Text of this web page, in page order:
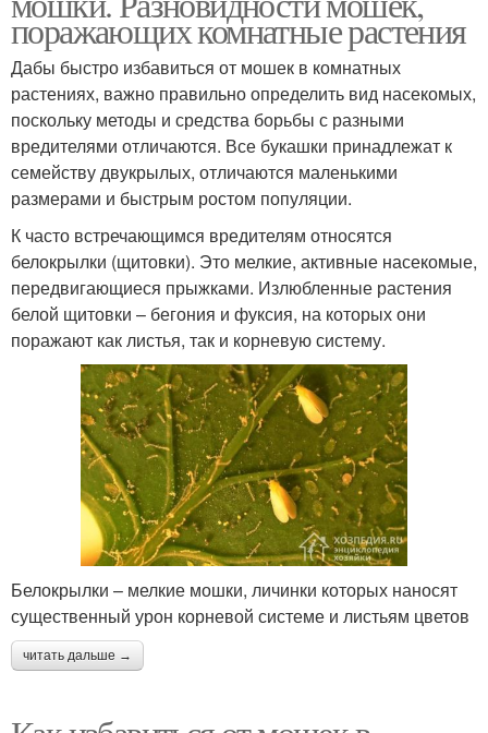
поражающих комнатные растения
Дабы быстро избавиться от мошек в комнатных
растениях, важно правильно определить вид насекомых,
поскольку методы и средства борьбы с разными
вредителями отличаются. Все букашки принадлежат к
семейству двукрылых, отличаются маленькими
размерами и быстрым ростом популяции.
К часто встречающимся вредителям относятся
белокрылки (щитовки). Это мелкие, активные насекомые,
передвигающиеся прыжками. Излюбленные растения
белой щитовки – бегония и фуксия, на которых они
поражают как листья, так и корневую систему.
Белокрылки – мелкие мошки, личинки которых наносят
существенный урон корневой системе и листьям цветов
читать дальше →